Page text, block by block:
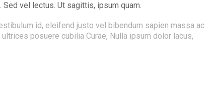
vel lectus. Ut sagittis, ipsum quam.
id, eleifend justo vel bibendum sapien massa ac
posuere cubilia Curae, Nulla ipsum dolor lacus,